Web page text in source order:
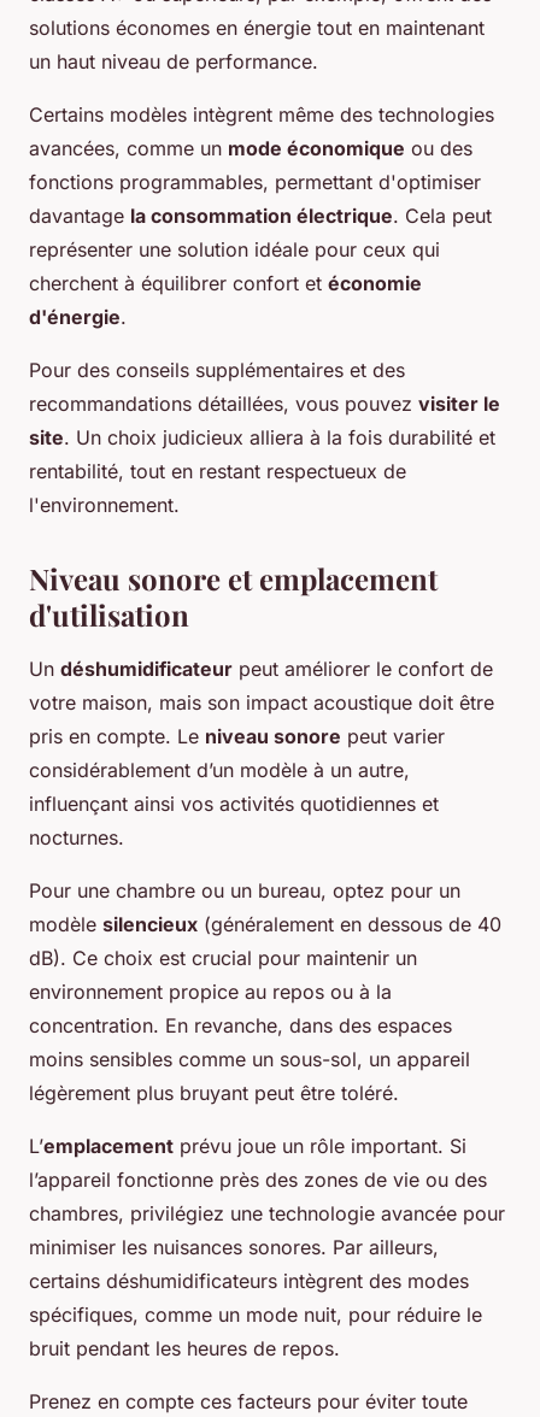
solutions économes en énergie tout en maintenant
un haut niveau de performance.
Certains modèles intègrent même des technologies
avancées, comme un mode économique ou des
fonctions programmables, permettant d'optimiser
davantage la consommation électrique. Cela peut
représenter une solution idéale pour ceux qui
cherchent à équilibrer confort et économie
d'énergie.
Pour des conseils supplémentaires et des
recommandations détaillées, vous pouvez visiter le
site. Un choix judicieux alliera à la fois durabilité et
rentabilité, tout en restant respectueux de
l'environnement.
Niveau sonore et emplacement
d'utilisation
Un déshumidificateur peut améliorer le confort de
votre maison, mais son impact acoustique doit être
pris en compte. Le niveau sonore peut varier
considérablement d’un modèle à un autre,
influençant ainsi vos activités quotidiennes et
nocturnes.
Pour une chambre ou un bureau, optez pour un
modèle silencieux (généralement en dessous de 40
dB). Ce choix est crucial pour maintenir un
environnement propice au repos ou à la
concentration. En revanche, dans des espaces
moins sensibles comme un sous-sol, un appareil
légèrement plus bruyant peut être toléré.
L’emplacement prévu joue un rôle important. Si
l’appareil fonctionne près des zones de vie ou des
chambres, privilégiez une technologie avancée pour
minimiser les nuisances sonores. Par ailleurs,
certains déshumidificateurs intègrent des modes
spécifiques, comme un mode nuit, pour réduire le
bruit pendant les heures de repos.
Prenez en compte ces facteurs pour éviter toute